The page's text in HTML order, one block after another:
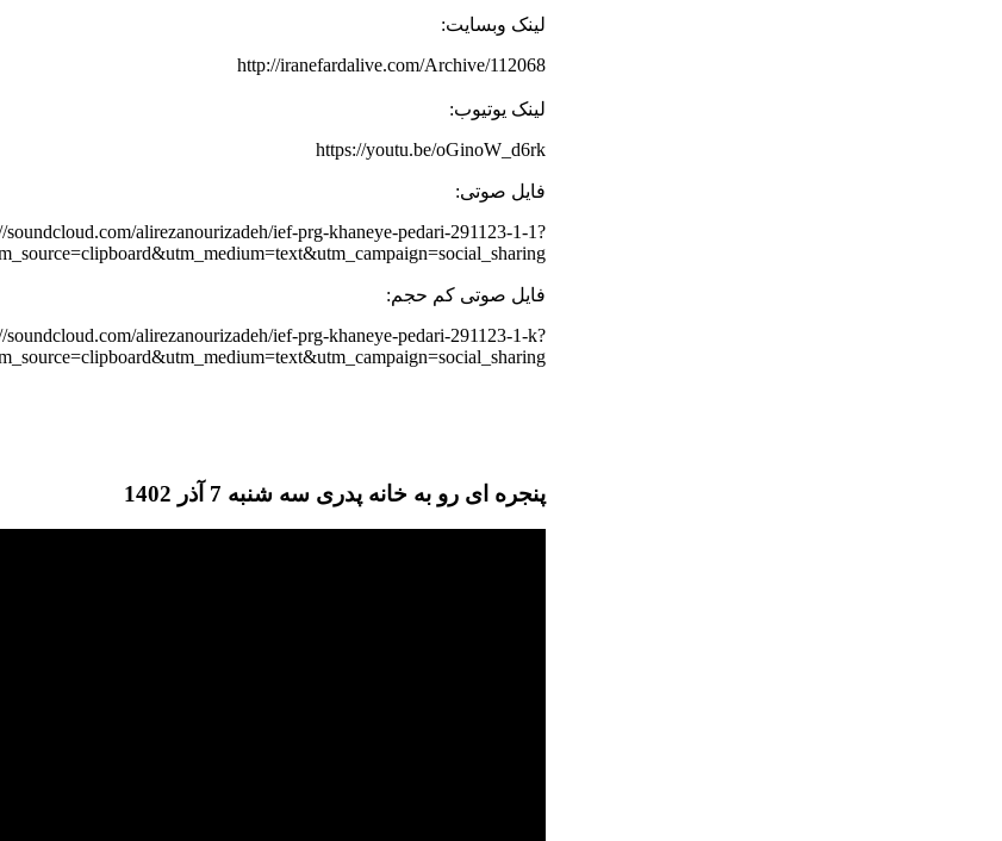
لینک وبسایت:
http://iranefardalive.com/Archive/112068
لینک یوتیوب:
https://youtu.be/oGinoW_d6rk
فایل صوتی:
soundcloud.com/alirezanourizadeh/ief-prg-khaneye-pedari-291123-1-1?
فایل صوتی کم حجم:
soundcloud.com/alirezanourizadeh/ief-prg-khaneye-pedari-291123-1-k?
پنجره ای رو به خانه پدری سه شنبه 7 آذر 1402